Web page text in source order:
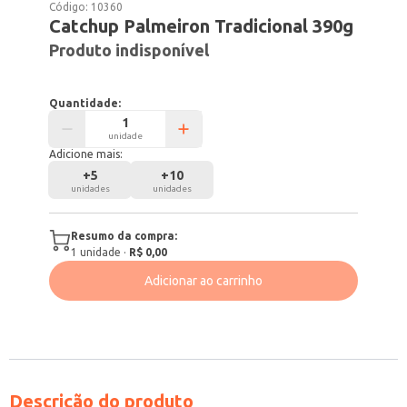
Código: 10360
Catchup Palmeiron Tradicional 390g
Produto indisponível
Quantidade:
unidade
Adicione mais:
+5
unidades
+10
unidades
Resumo da compra:
1 unidade · R$ 0,00
Adicionar ao carrinho
Descrição do produto